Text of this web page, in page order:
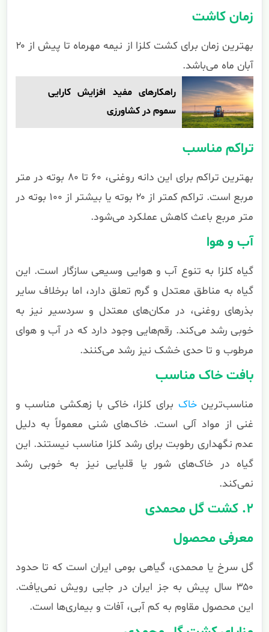
زمان کاشت
بهترین زمان برای کشت کلزا از نیمه مهرماه تا پیش از ۲۰
آبان ماه می‌باشد.
راهکارهای مفید افزایش کارایی
سموم در کشاورزی
تراکم مناسب
بهترین تراکم برای این دانه روغنی، ۶۰ تا ۸۰ بوته در متر
مربع است. تراکم کمتر از ۲۰ بوته یا بیشتر از ۱۰۰ بوته در
متر مربع باعث کاهش عملکرد می‌شود.
آب و هوا
گیاه کلزا به تنوع آب و هوایی وسیعی سازگار است. این
گیاه به مناطق معتدل و گرم تعلق دارد، اما برخلاف سایر
بذرهای روغنی، در مکان‌های معتدل و سردسیر نیز به
خوبی رشد می‌کند. رقم‌هایی وجود دارد که در آب و هوای
مرطوب و تا حدی خشک نیز رشد می‌کنند.
بافت خاک مناسب
مناسب‌ترینخاک برای کلزا، خاکی با زهکشی مناسب و
غنی از مواد آلی است. خاک‌های شنی معمولاً به دلیل
عدم نگهداری رطوبت برای رشد کلزا مناسب نیستند. این
گیاه در خاک‌های شور یا قلیایی نیز به خوبی رشد
نمی‌کند.
۲. کشت گل محمدی
معرفی محصول
گل سرخ یا محمدی، گیاهی بومی ایران است که تا حدود
۳۵۰ سال پیش به جز ایران در جایی رویش نمی‌یافت.
این محصول مقاوم به کم آبی، آفات و بیماری‌ها است.